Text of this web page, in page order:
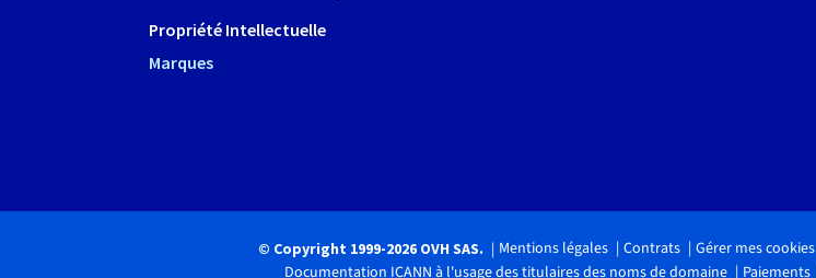
Propriété Intellectuelle
Marques
© Copyright 1999-2026 OVH SAS. Mentions légales Contrats Gérer mes cookies
Documentation ICANN à l'usage des titulaires des noms de domaine
Paiements